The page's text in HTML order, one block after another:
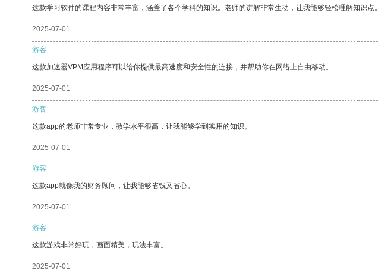
这款学习软件的课程内容非常丰富，涵盖了各个学科的知识。老师的讲解非常生动，让我能够轻松理解知识点。
2025-07-01
游客
这款加速器VPM应用程序可以给你提供最高速度和安全性的连接，并帮助你在网络上自由移动。
2025-07-01
游客
这款app的老师非常专业，教学水平很高，让我能够学到实用的知识。
2025-07-01
游客
这款app就像我的财务顾问，让我能够省钱又省心。
2025-07-01
游客
这款游戏非常好玩，画面精美，玩法丰富。
2025-07-01